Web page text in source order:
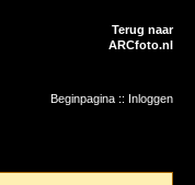
Terug naar
ARCfoto.nl
Beginpagina :: Inloggen